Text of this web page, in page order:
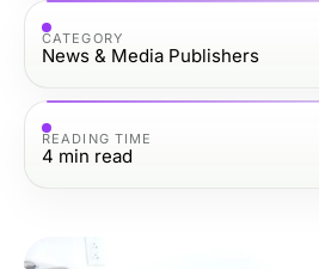
CATEGORY
News & Media Publishers
READING TIME
4 min read